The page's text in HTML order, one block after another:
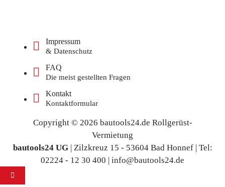
Impressum
& Datenschutz
FAQ
Die meist gestellten Fragen
Kontakt
Kontaktformular
Copyright © 2026 bautools24.de Rollgerüst-
Vermietung
bautools24 UG| Zilzkreuz 15 - 53604 Bad Honnef | Tel:
02224 - 12 30 400 | info@bautools24.de